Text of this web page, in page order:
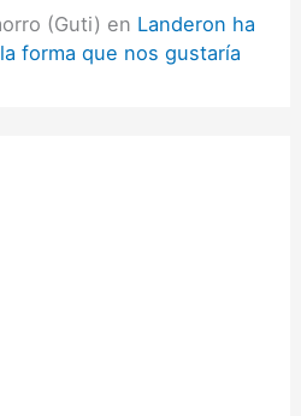
(Guti) en Landeron ha
forma que nos gustaría